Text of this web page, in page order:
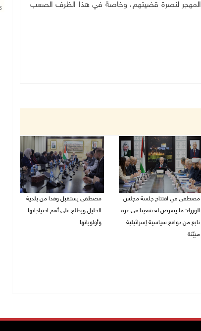
المهجر لنصرة قضيتهم، وخاصة في هذا الظرف الصعب
مصطفى في افتتاح جلسة مجلس
الوزراء: ما يتعرض له شعبنا في غزة
نابع من دوافع سياسية إسرائيلية
مبيّتة
مصطفى يستقبل وفدا من بلدية
الخليل ويطلع على أهم احتياجاتها
وأولوياتها